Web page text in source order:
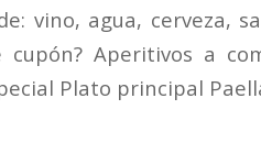
vino, agua, cerveza,
cupón? Aperitivos a
Plato principal